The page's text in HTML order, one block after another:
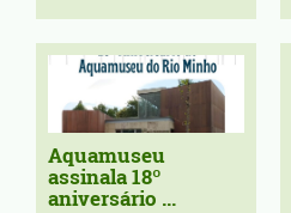
Aquamuseu
assinala 18º
aniversário ...